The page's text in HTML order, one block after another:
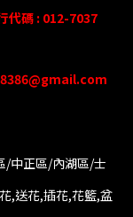
代碼 : 012-7037
/中正區/內湖區/士
,送花,插花,花籃,盆